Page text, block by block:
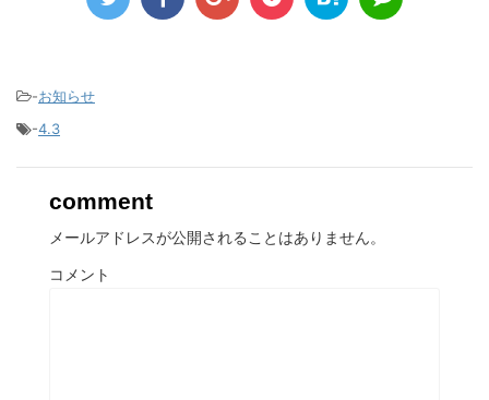
-お知らせ
-4.3
comment
メールアドレスが公開されることはありません。
コメント